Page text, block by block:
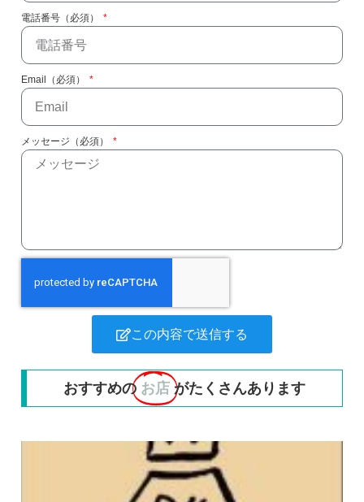
電話番号（必須）
Email（必須）
メッセージ（必須）
この内容で送信する
おすすめの お店 がたくさんあります